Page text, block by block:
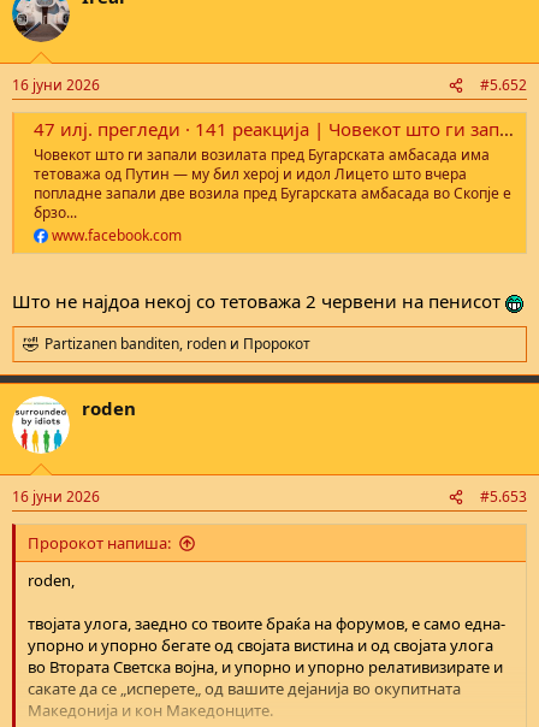
t
i
s
:
16 јуни 2026 #5.652
47 илј. прегледи · 141 реакција | Човекот што ги запали возилата пред Бугарската амбасада има тетоважа од Путин — му бил херој и идол Лицето што вчера попладне запали две возила пред Бугарската амбасада во Скопје е брзо идентификувано и уапсено од М
Човекот што ги запали возилата пред Бугарската амбасада има
тетоважа од Путин — му бил херој и идол Лицето што вчера
попладне запали две возила пред Бугарската амбасада во Скопје е
брзо...
www.facebook.com
Што не најдоа некој со тетоважа 2 червени на пенисот
R
e
a
c
t
i
n
s
:
Partizanen banditen, roden и Пророкот
roden
16 јуни 2026 #5.653
Пророкот напиша:
roden,
твојата улога, заедно со твоите браќа на форумов, е само една-
упорно и упорно бегате од својата вистина и од својата улога
во Втората Светска војна, и упорно и упорно релативизирате и
сакате да се „исперете„ од вашите дејанија во окупитната
Македонија и кон Македонците.